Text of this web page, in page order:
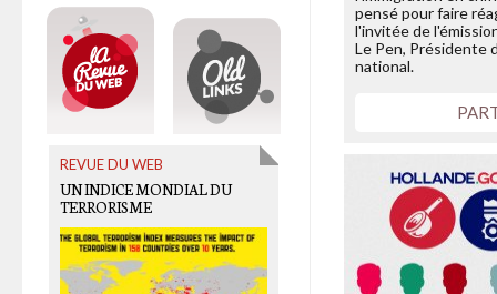
pensé pour faire
l'invitée de
Le Pen, Présidente
national.
REVUE DU WEB
UN INDICE MONDIAL DU
TERRORISME
L’ECOTERRORISME
DÉBARQUE EN EUROPE